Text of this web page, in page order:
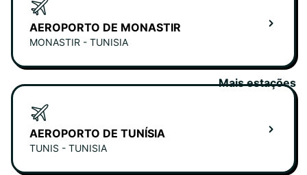
AEROPORTO DE MONASTIR
MONASTIR - TUNISIA
AEROPORTO DE TUNÍSIA
TUNIS - TUNISIA
Mais estações